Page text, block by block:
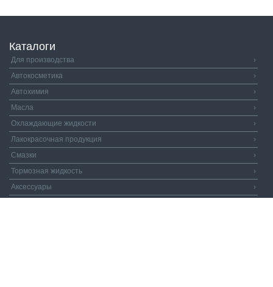
Каталоги
Для производства
›
Автокосметика
›
Автохимия
›
Масла
›
Охлаждающие жидкости
›
Лакокрасочная продукция
›
Смазки
›
Тормозная жидкость
›
Аксессуары
›